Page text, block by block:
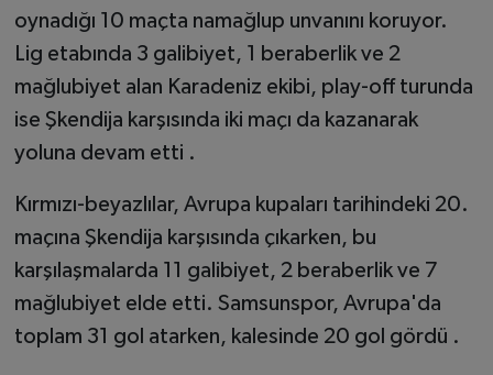
oynadığı 10 maçta namağlup unvanını koruyor.
Lig etabında 3 galibiyet, 1 beraberlik ve 2
mağlubiyet alan Karadeniz ekibi, play-off turunda
ise Şkendija karşısında iki maçı da kazanarak
yoluna devam etti .
Kırmızı-beyazlılar, Avrupa kupaları tarihindeki 20.
maçına Şkendija karşısında çıkarken, bu
karşılaşmalarda 11 galibiyet, 2 beraberlik ve 7
mağlubiyet elde etti. Samsunspor, Avrupa'da
toplam 31 gol atarken, kalesinde 20 gol gördü .